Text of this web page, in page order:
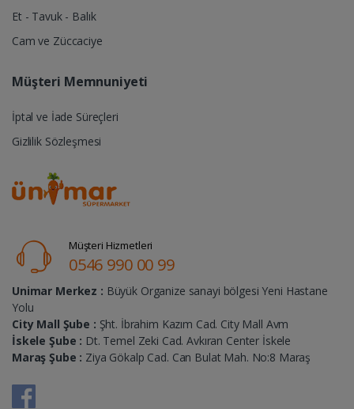
Et - Tavuk - Balık
Cam ve Züccaciye
Müşteri Memnuniyeti
İptal ve İade Süreçleri
Gizlilik Sözleşmesi
Müşteri Hizmetleri
0546 990 00 99
Unimar Merkez : Büyük Organize sanayi bölgesi Yeni Hastane
Yolu
City Mall Şube : Şht. İbrahim Kazım Cad. City Mall Avm
İskele Şube : Dt. Temel Zeki Cad. Avkıran Center İskele
Maraş Şube : Ziya Gökalp Cad. Can Bulat Mah. No:8 Maraş